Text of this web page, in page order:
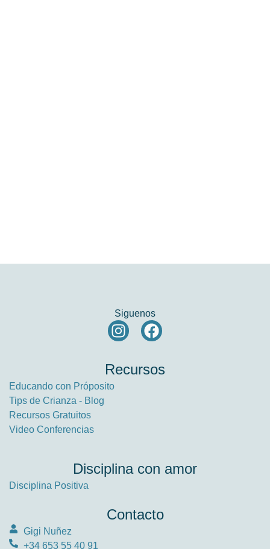
Siguenos
Recursos
Educando con Próposito
Tips de Crianza - Blog
Recursos Gratuitos
Video Conferencias
Disciplina con amor
Disciplina Positiva
Contacto
Gigi Nuñez
+34 653 55 40 91